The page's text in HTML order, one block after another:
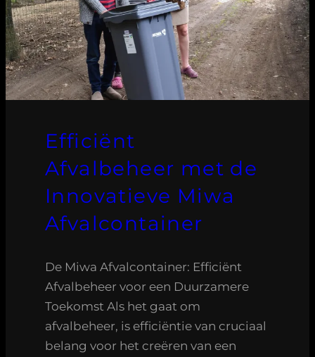
Efficiënt
Afvalbeheer met de
Innovatieve Miwa
Afvalcontainer
De Miwa Afvalcontainer: Efficiënt
Afvalbeheer voor een Duurzamere
Toekomst Als het gaat om
afvalbeheer, is efficiëntie van cruciaal
belang voor het creëren van een